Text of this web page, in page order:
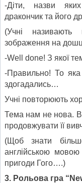
-Діти, назви
дракончик та його
(Учні називають
зображення на
-Well done! З якої
-Правильно! То
здогадались…
Учні повторюють
Тема нам не нова.
продовжувати її
(Щоб знати
англійською
пригоди Гого….)
3. Рольова гра